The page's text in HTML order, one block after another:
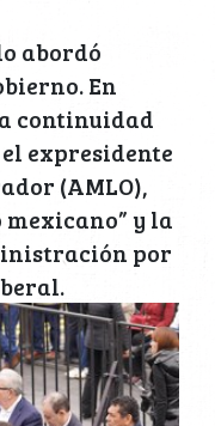
abordó
En
continuidad
expresidente
(AMLO),
y la
por